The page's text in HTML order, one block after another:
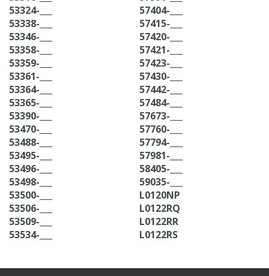
53324-___
53338-___
53346-___
53358-___
53359-___
53361-___
53364-___
53365-___
53390-___
53470-___
53488-___
53495-___
53496-___
53498-___
53500-___
53506-___
53509-___
53534-___
57404-___
57415-___
57420-___
57421-___
57423-___
57430-___
57442-___
57484-___
57673-___
57760-___
57794-___
57981-___
58405-___
59035-___
L0120NP
L0122RQ
L0122RR
L0122RS